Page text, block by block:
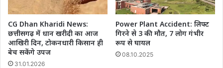
CG Dhan Kharidi News:
छत्तीसगढ़ में धान खरीदी का आज
आखिरी दिन, टोकनधारी किसान ही
बेच सकेंगे उपज
31.01.2026
Power Plant Accident: लिफ्ट
गिरने से 3 की मौत, 7 लोग गंभीर
रूप से घायल
08.10.2025